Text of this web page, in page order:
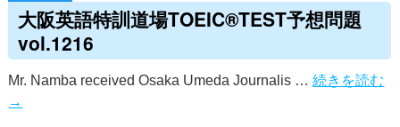
大阪英語特訓道場TOEIC®TEST予想問題
vol.1216
Mr. Namba received Osaka Umeda Journalis …続きを読む
→